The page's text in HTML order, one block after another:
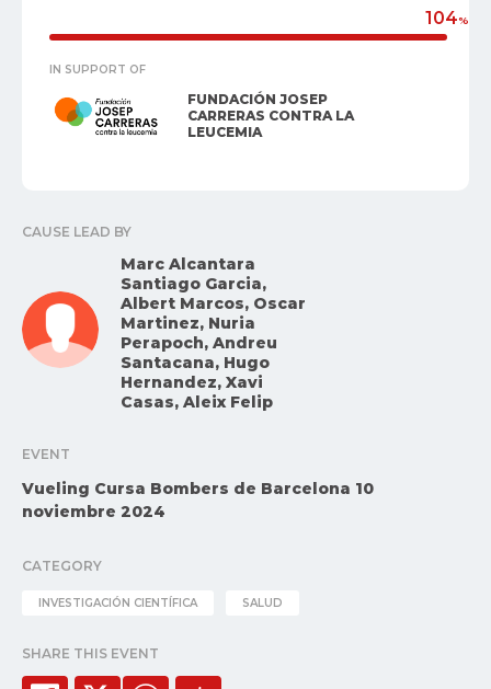
104%
IN SUPPORT OF
FUNDACIÓN JOSEP
CARRERAS CONTRA LA
LEUCEMIA
CAUSE LEAD BY
Marc Alcantara
Santiago Garcia,
Albert Marcos, Oscar
Martinez, Nuria
Perapoch, Andreu
Santacana, Hugo
Hernandez, Xavi
Casas, Aleix Felip
EVENT
Vueling Cursa Bombers de Barcelona 10
noviembre 2024
CATEGORY
INVESTIGACIÓN CIENTÍFICA SALUD
SHARE THIS EVENT